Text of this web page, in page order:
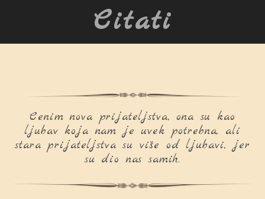
Citati
Cenim nova prijateljstva, ona su kao
ljubav koja nam je uvek potrebna, ali
stara prijateljstva su više od ljubavi, jer
su dio nas samih.